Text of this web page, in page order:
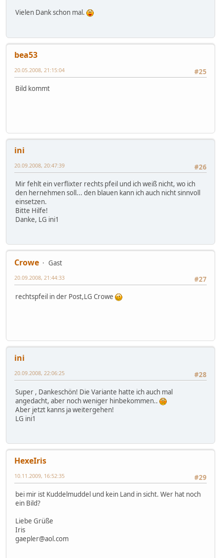
Vielen Dank schon mal.
bea53
#25
20.05.2008, 21:15:04
Bild kommt
ini
#26
20.09.2008, 20:47:39
Mir fehlt ein verflixter rechts pfeil und ich weiß nicht, wo ich
den hernehmen soll... den blauen kann ich auch nicht sinnvoll
einsetzen.
Bitte Hilfe!
Danke, LG ini1
Crowe
Gast
#27
20.09.2008, 21:44:33
rechtspfeil in der Post,LG Crowe
ini
#28
20.09.2008, 22:06:25
Super , Dankeschön! Die Variante hatte ich auch mal
angedacht, aber noch weniger hinbekommen..
Aber jetzt kanns ja weitergehen!
LG ini1
HexeIris
#29
10.11.2009, 16:52:35
bei mir ist Kuddelmuddel und kein Land in sicht. Wer hat noch
ein Bild?
Liebe Grüße
Iris
gaepler@aol.com